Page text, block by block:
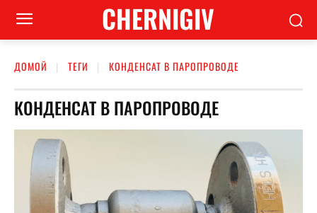
CHERNIGIV
ДОМОЙ ТЕГИ КОНДЕНСАТ В ПАРОПРОВОДЕ
КОНДЕНСАТ В ПАРОПРОВОДЕ